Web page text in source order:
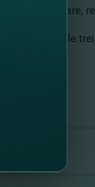
de peste hotare,
şi primele